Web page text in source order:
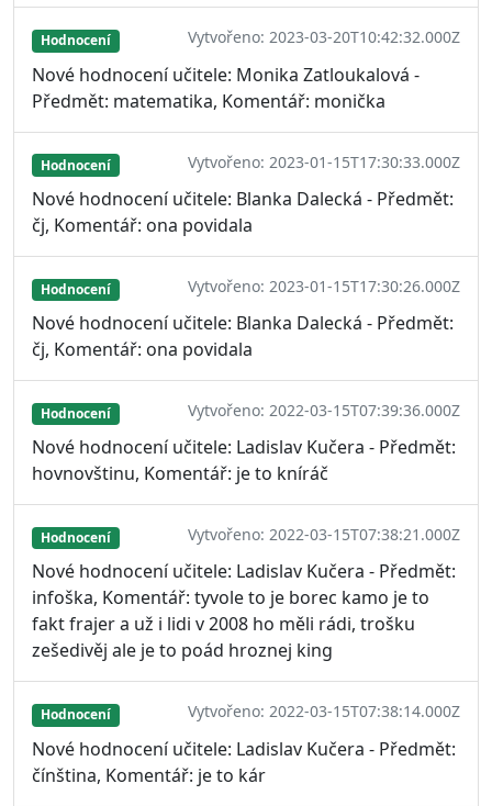
Hodnocení Vytvořeno: 2023-03-20T10:42:32.000Z
Nové hodnocení učitele: Monika Zatloukalová -
Předmět: matematika, Komentář: monička
Hodnocení Vytvořeno: 2023-01-15T17:30:33.000Z
Nové hodnocení učitele: Blanka Dalecká - Předmět:
čj, Komentář: ona povidala
Hodnocení Vytvořeno: 2023-01-15T17:30:26.000Z
Nové hodnocení učitele: Blanka Dalecká - Předmět:
čj, Komentář: ona povidala
Hodnocení Vytvořeno: 2022-03-15T07:39:36.000Z
Nové hodnocení učitele: Ladislav Kučera - Předmět:
hovnovštinu, Komentář: je to kníráč
Hodnocení Vytvořeno: 2022-03-15T07:38:21.000Z
Nové hodnocení učitele: Ladislav Kučera - Předmět:
infoška, Komentář: tyvole to je borec kamo je to
fakt frajer a už i lidi v 2008 ho měli rádi, trošku
zešedivěj ale je to poád hroznej king
Hodnocení Vytvořeno: 2022-03-15T07:38:14.000Z
Nové hodnocení učitele: Ladislav Kučera - Předmět:
čínština, Komentář: je to kár